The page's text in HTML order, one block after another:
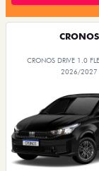
CRONOS
CRONOS DRIVE 1.0
2026/2027